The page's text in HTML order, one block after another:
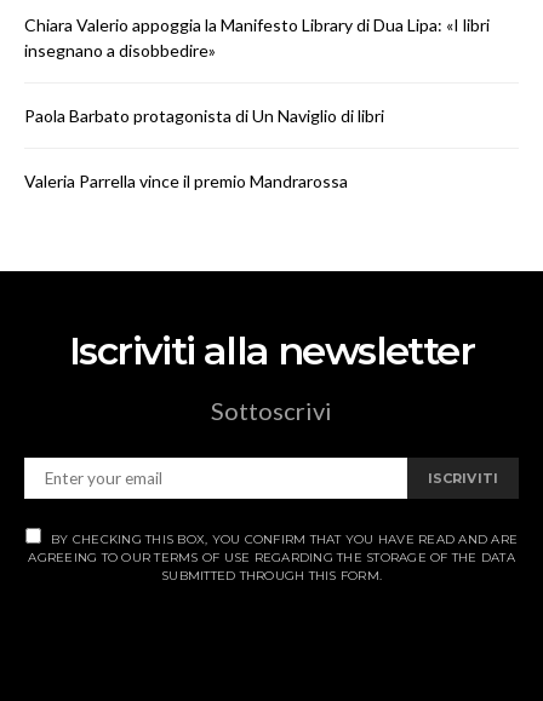
Chiara Valerio appoggia la Manifesto Library di Dua Lipa: «I libri
insegnano a disobbedire»
Paola Barbato protagonista di Un Naviglio di libri
Valeria Parrella vince il premio Mandrarossa
Iscriviti alla newsletter
Sottoscrivi
ISCRIVITI
BY CHECKING THIS BOX, YOU CONFIRM THAT YOU HAVE READ AND ARE
AGREEING TO OUR TERMS OF USE REGARDING THE STORAGE OF THE DATA
SUBMITTED THROUGH THIS FORM.